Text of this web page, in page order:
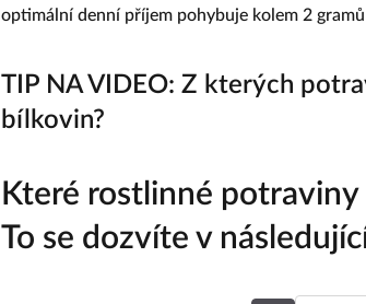
optimální denní příjem pohybuje kolem 2
TIP NA VIDEO: Z kterých
bílkovin?
Které rostlinné
To se dozvíte v